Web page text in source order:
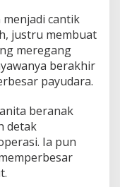
cantik
justru membuat
meregang
berakhir
payudara.
beranak
detak
Ia pun